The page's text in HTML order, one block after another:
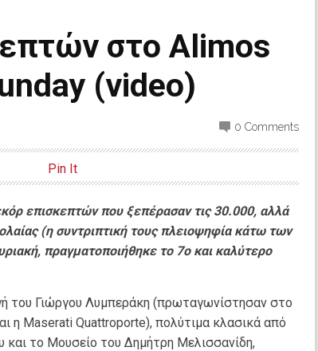
στο Alimos
(video)
0 Comments
Pin It
επισκεπτών που ξεπέρασαν τις 30.000, αλλά
(η συντριπτική τους πλειοψηφία κάτω των
πραγματοποιήθηκε το 7ο και καλύτερο
του Γιώργου Λυμπεράκη (πρωταγωνίστησαν στο
η Maserati Quattroporte), πολύτιμα κλασικά από
και το Μουσείο του Δημήτρη Μελισσανίδη,